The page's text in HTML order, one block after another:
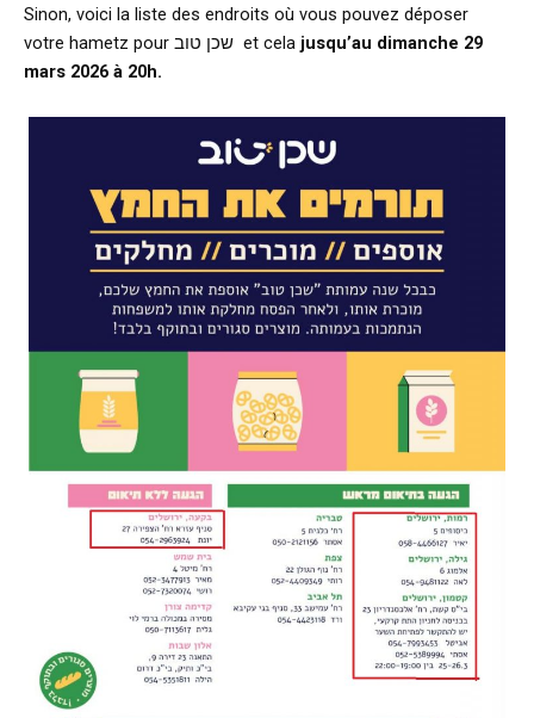
Sinon, voici la liste des endroits où vous pouvez déposer
votre hametz pour שכן טוב et cela jusqu’au dimanche 29
mars 2026 à 20h.